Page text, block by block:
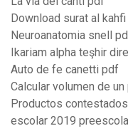
Download surat al
Neuroanatomia snell
Ikariam alpha teşhir
Auto de fe canetti pdf
Calcular volumen de
Productos
escolar 2019